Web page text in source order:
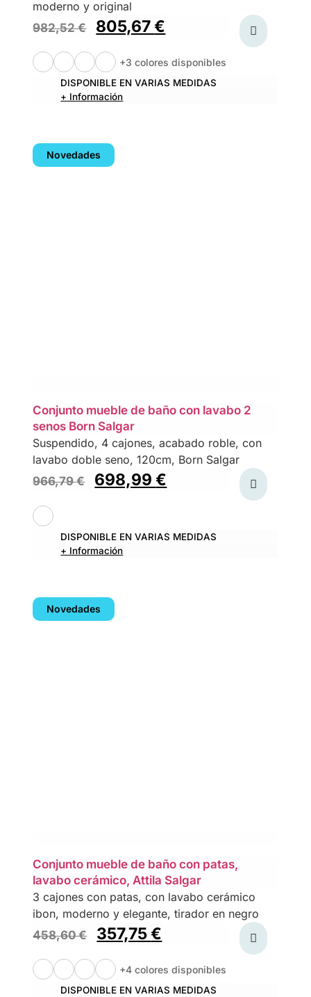
moderno y original
982,52€ 805,67€
+3 colores disponibles
DISPONIBLE EN VARIAS MEDIDAS
+ Información
Novedades
Conjunto mueble de baño con lavabo 2
senos Born Salgar
Suspendido, 4 cajones, acabado roble, con
lavabo doble seno, 120cm, Born Salgar
966,79€ 698,99€
DISPONIBLE EN VARIAS MEDIDAS
+ Información
Novedades
Conjunto mueble de baño con patas,
lavabo cerámico, Attila Salgar
3 cajones con patas, con lavabo cerámico
ibon, moderno y elegante, tirador en negro
458,60€ 357,75€
+4 colores disponibles
DISPONIBLE EN VARIAS MEDIDAS